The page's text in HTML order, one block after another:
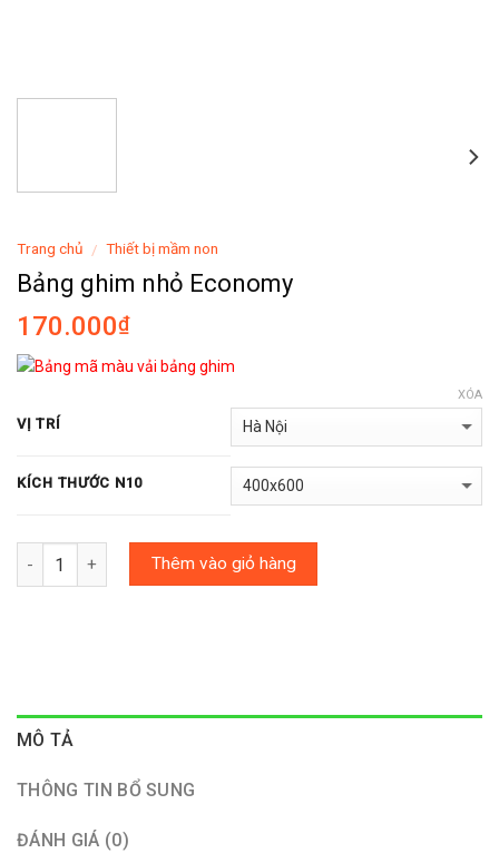
Trang chủ / Thiết bị mầm non
Bảng ghim nhỏ Economy
170.000₫
VỊ TRÍ
KÍCH THƯỚC N10
XÓA
Số lượng Thêm vào giỏ hàng
MÔ TẢ
THÔNG TIN BỔ SUNG
ĐÁNH GIÁ (0)